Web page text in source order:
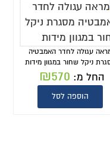
עגולה לחדר האמבטיה
ניקל שחור במגוון מידות
החל מ: ₪570
הוספה לסל